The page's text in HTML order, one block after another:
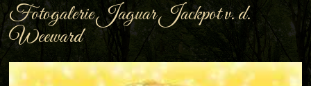
Fotogalerie Jaguar Jackpot v. d.
Weeward